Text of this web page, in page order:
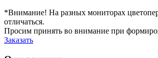
*Внимание! На разных мониторах
отличаться.
Просим принять во внимание при
Заказать